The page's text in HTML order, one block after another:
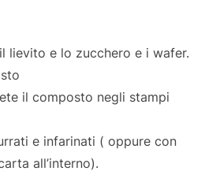
lievito e lo zucchero e i wafer.
il composto negli stampi
e infarinati ( oppure con
all’interno).